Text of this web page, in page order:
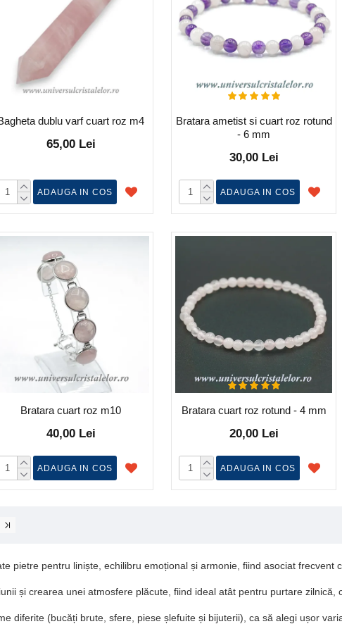
pietre pentru liniște, echilibru emoțional și armonie, fiind asociat frecvent
și crearea unei atmosfere plăcute, fiind ideal atât pentru purtare zilnică,
diferite (bucăți brute, sfere, piese șlefuite și bijuterii), ca să alegi ușor
dublu varf cuart roz m4
65,00 Lei
ADAUGA IN COS
Bratara ametist si cuart roz rotund
- 6 mm
30,00 Lei
ADAUGA IN COS
Bratara cuart roz m10
40,00 Lei
ADAUGA IN COS
Bratara cuart roz rotund - 4 mm
20,00 Lei
ADAUGA IN COS